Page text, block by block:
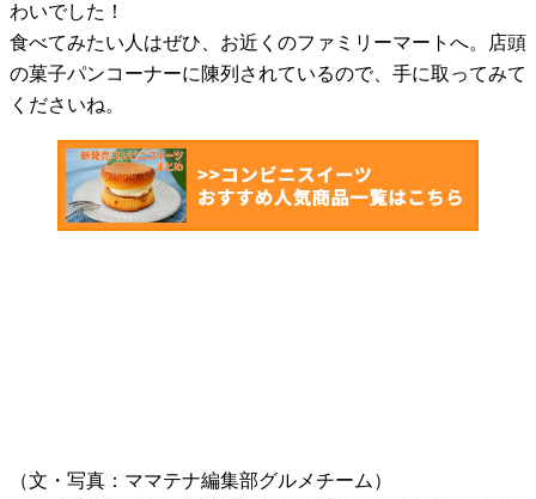
わいでした！
食べてみたい人はぜひ、お近くのファミリーマートへ。店頭
の菓子パンコーナーに陳列されているので、手に取ってみて
くださいね。
（文・写真：ママテナ編集部グルメチーム）